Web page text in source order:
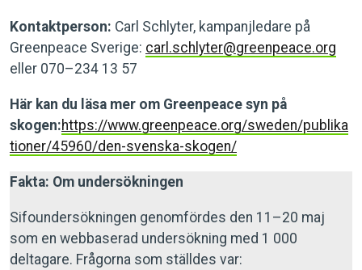
Kontaktperson: Carl Schlyter, kampanjledare på
Greenpeace Sverige: carl.schlyter@greenpeace.org
eller 070–234 13 57
Här kan du läsa mer om Greenpeace syn på
skogen:https://www.greenpeace.org/sweden/publika
tioner/45960/den-svenska-skogen/
Fakta: Om undersökningen
Sifoundersökningen genomfördes den 11–20 maj
som en webbaserad undersökning med 1 000
deltagare. Frågorna som ställdes var: